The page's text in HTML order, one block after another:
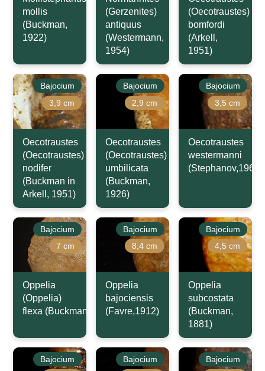
mollis
(Buckman,
1922)
(Gerzenites)
antiquus
(Westermann,
1954)
(Oecotraustes)
bomfordi
(Arkell,
1951)
Bajocium
3,9 cm
Oecotraustes
(Oecotraustes)
nodifer
(Buckman in
Arkell, 1951)
Bajocium
2,9 cm
Oecotraustes
(Oecotraustes)
umbilicata
(Buckman,
1926)
Bajocium
3,5 cm
Oecotraustes
westermanni
(Stephanov,1966)
Bajocium
7 cm
Oppelia
(Oppelia)
flexa (Buckman,1924)
Bajocium
8,4 cm
Oppelia
bajociensis
(Favre,1912)
Bajocium
4,5 cm
Oppelia
subcostata
(Buckman,
1881)
Bajocium
Bajocium
Bajocium